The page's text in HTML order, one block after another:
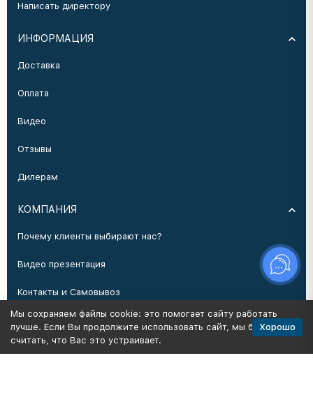
Написать директору
ИНФОРМАЦИЯ
Доставка
Оплата
Видео
Отзывы
Дилерам
КОМПАНИЯ
Почему клиенты выбирают нас?
Видео презентация
Контакты и Самовывоз
Производство
Мы сохраняем файлы cookie: это помогает сайту работать
лучше. Если Вы продолжите использовать сайт, мы будем
считать, что Вас это устраивает.
Хорошо